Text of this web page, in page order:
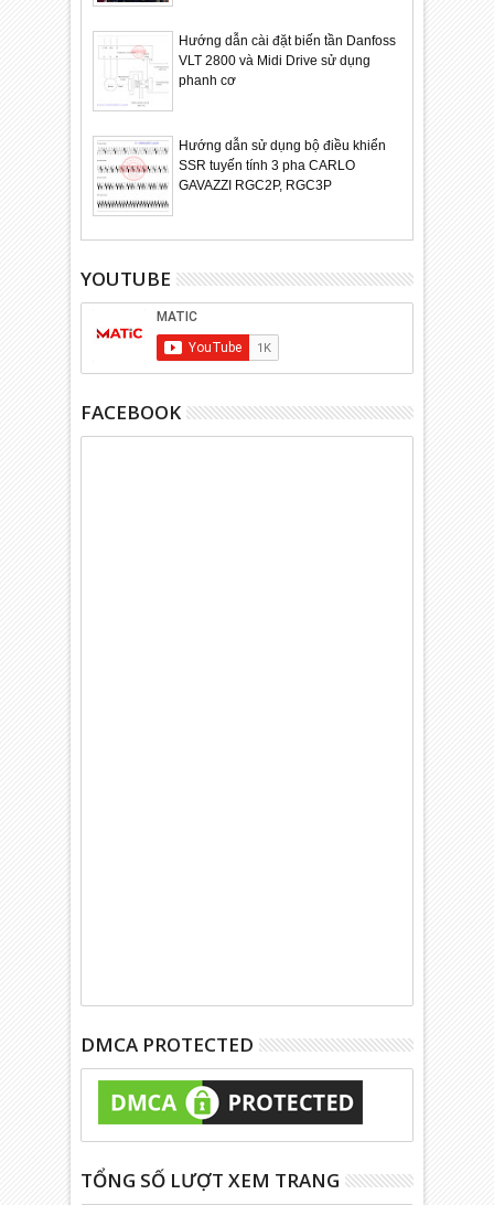
Hướng dẫn cài đặt biến tần Danfoss
VLT 2800 và Midi Drive sử dụng
phanh cơ
Hướng dẫn sử dụng bộ điều khiển
SSR tuyến tính 3 pha CARLO
GAVAZZI RGC2P, RGC3P
YOUTUBE
FACEBOOK
DMCA PROTECTED
TỔNG SỐ LƯỢT XEM TRANG